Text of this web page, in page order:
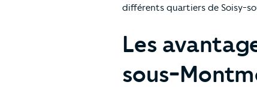
différents quartiers de Soisy-
Les
sous-